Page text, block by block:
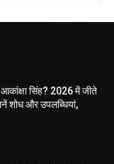
सिंह? 2026 में जीते
शोध और उपलब्धियां,